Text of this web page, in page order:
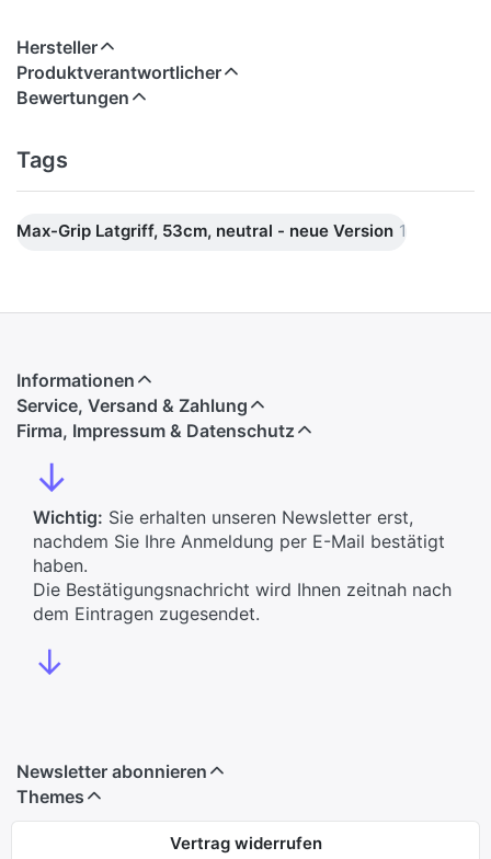
Hersteller
Produktverantwortlicher
Bewertungen
Tags
Max-Grip Latgriff, 53cm, neutral - neue Version 1
Informationen
Service, Versand & Zahlung
Firma, Impressum & Datenschutz
↓
Wichtig: Sie erhalten unseren Newsletter erst,
nachdem Sie Ihre Anmeldung per E-Mail bestätigt
haben.
Die Bestätigungsnachricht wird Ihnen zeitnah nach
dem Eintragen zugesendet.
↓
Newsletter abonnieren
Themes
Vertrag widerrufen